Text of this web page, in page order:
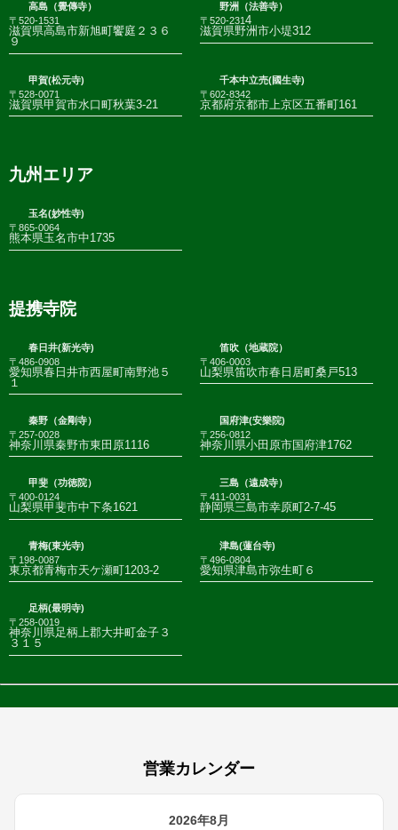
高島（覺傳寺）
〒520-1531
滋賀県高島市新旭町饗庭２３６
９
野洲（法善寺）
〒520-231 4
滋賀県野洲市小堤312
甲賀(松元寺)
〒528-0071
滋賀県甲賀市水口町秋葉3-21
千本中立売(國生寺)
〒602-8342
京都府京都市上京区五番町161
九州エリア
玉名(妙性寺)
〒865-0064
熊本県玉名市中1735
提携寺院
春日井(新光寺)
〒486-0908
愛知県春日井市西屋町南野池５
１
笛吹（地蔵院）
〒406-0003
山梨県笛吹市春日居町桑戸513
秦野（金剛寺）
〒257-0028
神奈川県秦野市東田原1116
国府津(安樂院)
〒256-0812
神奈川県小田原市国府津1762
甲斐（功徳院）
〒400-0124
山梨県甲斐市中下条1621
三島（遠成寺）
〒411-0031
静岡県三島市幸原町2-7-45
青梅(東光寺)
〒198-0087
東京都青梅市天ケ瀬町1203-2
津島(蓮台寺)
〒496-0804
愛知県津島市弥生町６
足柄(最明寺)
〒258-0019
神奈川県足柄上郡大井町金子３
３１５
営業カレンダー
2026年8月